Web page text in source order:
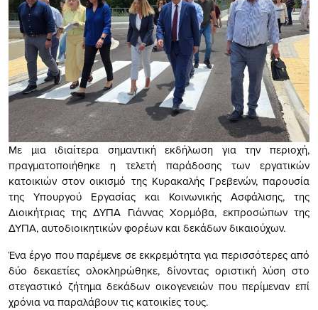
Με μια ιδιαίτερα σημαντική εκδήλωση για την περιοχή,
πραγματοποιήθηκε η τελετή παράδοσης των εργατικών
κατοικιών στον οικισμό της Κυρακαλής Γρεβενών, παρουσία
της Υπουργού Εργασίας και Κοινωνικής Ασφάλισης, της
Διοικήτριας της ΔΥΠΑ Γιάννας Χορμόβα, εκπροσώπων της
ΔΥΠΑ, αυτοδιοικητικών φορέων και δεκάδων δικαιούχων.
Ένα έργο που παρέμενε σε εκκρεμότητα για περισσότερες από
δύο δεκαετίες ολοκληρώθηκε, δίνοντας οριστική λύση στο
στεγαστικό ζήτημα δεκάδων οικογενειών που περίμεναν επί
χρόνια να παραλάβουν τις κατοικίες τους.